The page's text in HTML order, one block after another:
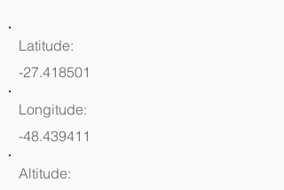
Latitude:
-27.418501
Longitude:
-48.439411
Altitude: